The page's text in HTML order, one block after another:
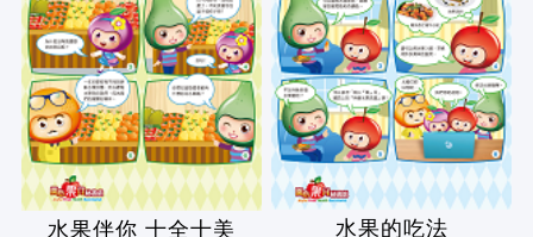
水果伴你 十全十美 水果的吃法